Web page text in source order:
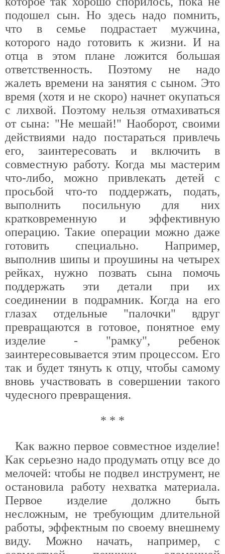
подошел сын. Но здесь надо помнить,
что в семье подрастает мужчина,
которого надо готовить к жизни. И на
отца в этом плане ложится большая
ответственность. Поэтому не надо
жалеть времени на занятия с сыном. Это
время (хотя и не скоро) начнет окупаться
с лихвой. Поэтому нельзя отмахиваться
от сына: "Не мешай!" Наоборот, своими
действиями надо постараться привлечь
его, заинтересовать и включить в
совместную работу. Когда мы мастерим
что-либо, можно привлекать детей с
просьбой что-то поддержать, подать,
выполнить посильную для них
кратковременную и эффективную
операцию. Такие операции можно даже
готовить специально. Например,
выполнив шипы и проушины на четырех
рейках, нужно позвать сына помочь
поддержать эти детали при их
соединении в подрамник. Когда на его
глазах отдельные "палочки" вдруг
превращаются в готовое, понятное ему
изделие - "рамку", ребенок
заинтересовывается этим процессом. Его
так и будет тянуть к отцу, чтобы самому
вновь участвовать в совершении такого
чудесного превращения.
* * *
Как важно первое совместное изделие!
Как серьезно надо продумать отцу все до
мелочей: чтобы не подвел инструмент, не
остановила работу нехватка материала.
Первое изделие должно быть
несложным, не требующим длительной
работы, эффектным по своему внешнему
виду. Можно начать, например, с